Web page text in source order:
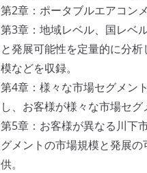
第2章：ポータブルエアコン
第3章：地域レベル、国レベ
と発展可能性を定量的に分
模などを収録。
第4章：様々な市場セグメン
し、お客様が様々な市場セ
第5章：お客様が異なる川下
グメントの市場規模と発展
供。